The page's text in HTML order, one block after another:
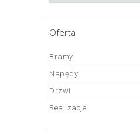
Oferta
Bramy
Napędy
Drzwi
Realizacje